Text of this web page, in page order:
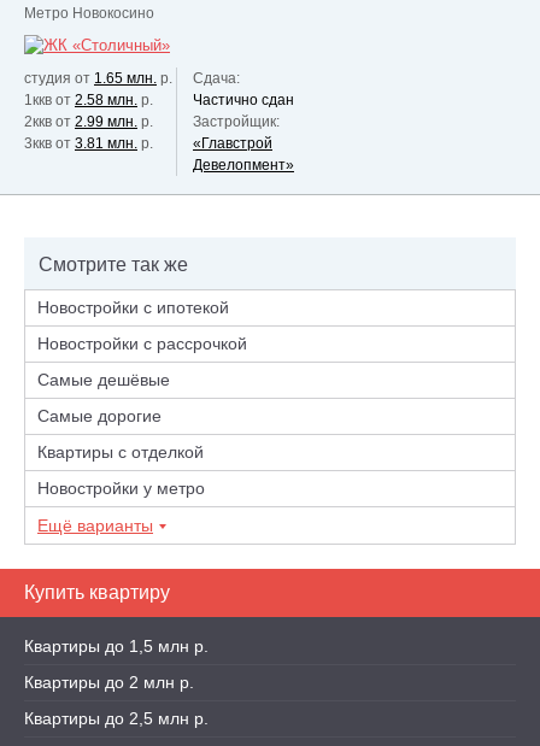
Метро Новокосино
студия от 1.65 млн. р.
1ккв от 2.58 млн. р.
2ккв от 2.99 млн. р.
3ккв от 3.81 млн. р.
Сдача:
Частично сдан
Застройщик:
«Главстрой
Девелопмент»
Смотрите так же
Новостройки с ипотекой
Новостройки с рассрочкой
Самые дешёвые
Самые дорогие
Квартиры с отделкой
Новостройки у метро
Ещё варианты
Купить квартиру
Квартиры до 1,5 млн р.
Квартиры до 2 млн р.
Квартиры до 2,5 млн р.